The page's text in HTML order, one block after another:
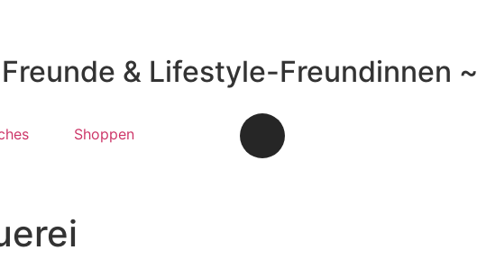
& Lifestyle-Freundinnen ~
Shoppen